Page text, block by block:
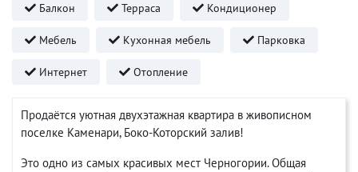
Балкон Терраса Кондиционер
Мебель Кухонная мебель Парковка
Интернет Отопление
Продаётся уютная двухэтажная квартира в живописном
поселке Каменари, Боко-Которский залив!
Это одно из самых красивых мест Черногории. Общая